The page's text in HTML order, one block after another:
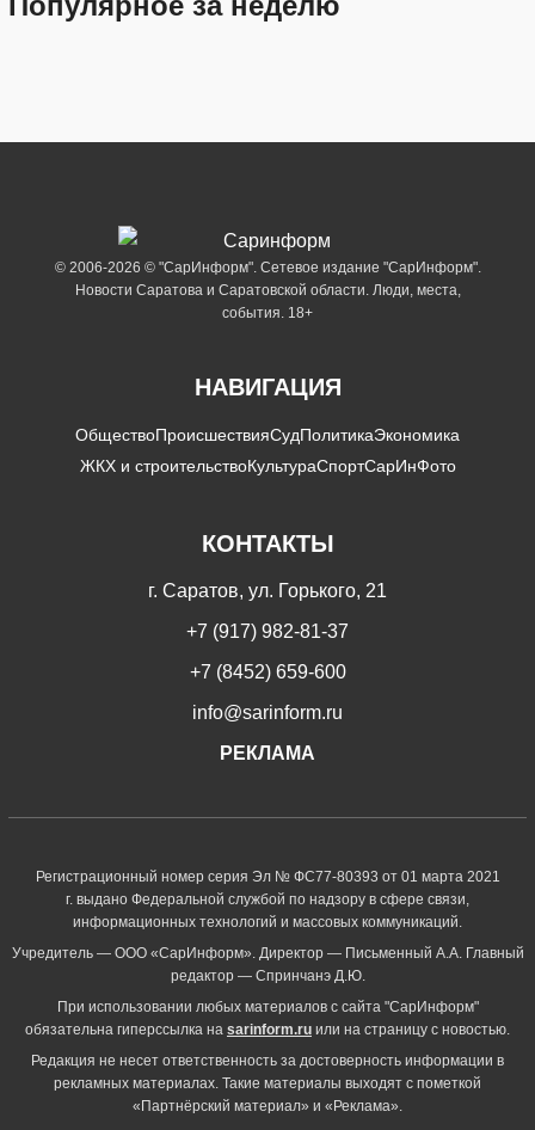
© 2006-2026 © "СарИнформ". Сетевое издание "СарИнформ".
Новости Саратова и Саратовской области. Люди, места,
события. 18+
НАВИГАЦИЯ
ОбществоПроисшествияСудПолитикаЭкономика
ЖКХ и строительствоКультураСпортСарИнФото
КОНТАКТЫ
г. Саратов, ул. Горького, 21
+7 (917) 982-81-37
+7 (8452) 659-600
info@sarinform.ru
РЕКЛАМА
Регистрационный номер серия Эл № ФС77-80393 от 01 марта 2021
г. выдано Федеральной службой по надзору в сфере связи,
информационных технологий и массовых коммуникаций.
Учредитель — ООО «СарИнформ». Директор — Письменный А.А. Главный
редактор — Спринчанэ Д.Ю.
При использовании любых материалов с сайта "СарИнформ"
обязательна гиперссылка на sarinform.ru или на страницу с новостью.
Редакция не несет ответственность за достоверность информации в
рекламных материалах. Такие материалы выходят с пометкой
«Партнёрский материал» и «Реклама».